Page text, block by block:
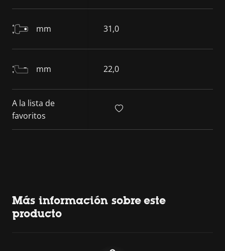
mm 31,0
mm 22,0
A la lista de
favoritos
Más información sobre este
producto